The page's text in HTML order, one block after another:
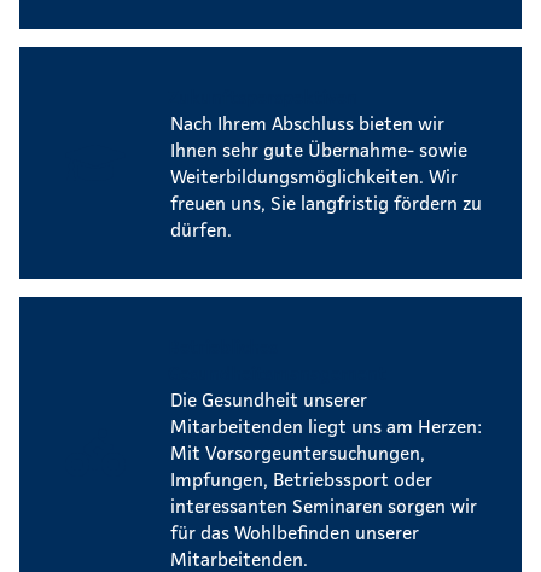
Nach Ihrem Abschluss bieten wir
Ihnen sehr gute Übernahme- sowie
Weiterbildungsmöglichkeiten. Wir
freuen uns, Sie langfristig fördern zu
dürfen.
Die Gesundheit unserer
Mitarbeitenden liegt uns am Herzen:
Mit Vorsorgeuntersuchungen,
Impfungen, Betriebssport oder
interessanten Seminaren sorgen wir
für das Wohlbefinden unserer
Mitarbeitenden.